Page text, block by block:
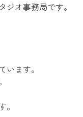
オ事務局です。
ます。